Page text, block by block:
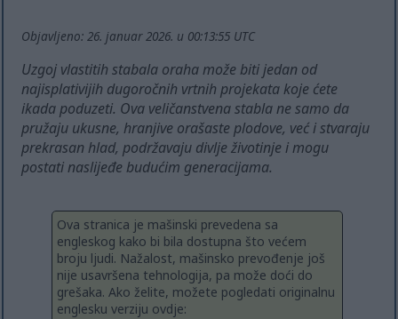
Objavljeno: 26. januar 2026. u 00:13:55 UTC
Uzgoj vlastitih stabala oraha može biti jedan od
najisplativijih dugoročnih vrtnih projekata koje ćete
ikada poduzeti. Ova veličanstvena stabla ne samo da
pružaju ukusne, hranjive orašaste plodove, već i stvaraju
prekrasan hlad, podržavaju divlje životinje i mogu
postati naslijeđe budućim generacijama.
Ova stranica je mašinski prevedena sa
engleskog kako bi bila dostupna što većem
broju ljudi. Nažalost, mašinsko prevođenje još
nije usavršena tehnologija, pa može doći do
grešaka. Ako želite, možete pogledati originalnu
englesku verziju ovdje: